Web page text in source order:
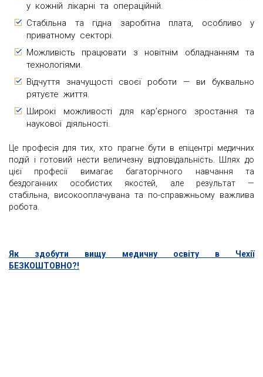
у кожній лікарні та операційній.
Стабільна та гідна заробітна плата, особливо у
приватному секторі.
Можливість працювати з новітнім обладнанням та
технологіями.
Відчуття значущості своєї роботи — ви буквально
рятуєте життя.
Широкі можливості для кар’єрного зростання та
наукової діяльності.
Це професія для тих, хто прагне бути в епіцентрі медичних
подій і готовий нести величезну відповідальність. Шлях до
цієї професії вимагає багаторічного навчання та
бездоганних особистих якостей, але результат —
стабільна, високооплачувана та по-справжньому важлива
робота.
Як здобути вищу медичну освіту в Чехії
БЕЗКОШТОВНО?!